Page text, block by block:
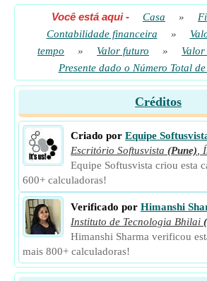
Você está aqui- Casa »
Contabilidade financeira
»
tempo
» Valor futuro »
Presente dado o Número Total
Créditos
Criado por Equipe
Escritório Softusvista (Pune)
Equipe Softusvista criou esta
600+ calculadoras!
Verificado por Himanshi
Instituto de Tecnologia Bhilai
Himanshi Sharma verificou
mais 800+ calculadoras!